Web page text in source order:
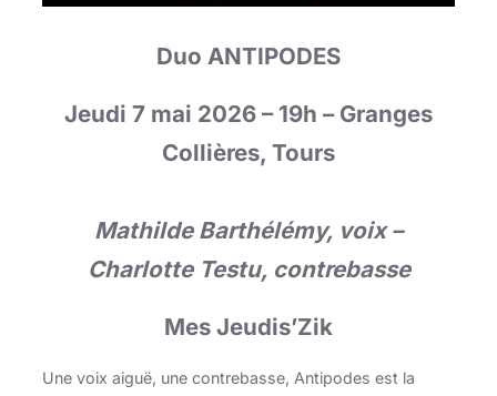
Duo ANTIPODES
Jeudi 7 mai 2026 – 19h – Granges
Collières, Tours
Mathilde Barthélémy, voix –
Charlotte Testu, contrebasse
Mes Jeudis’Zik
Une voix aiguë, une contrebasse, Antipodes est la